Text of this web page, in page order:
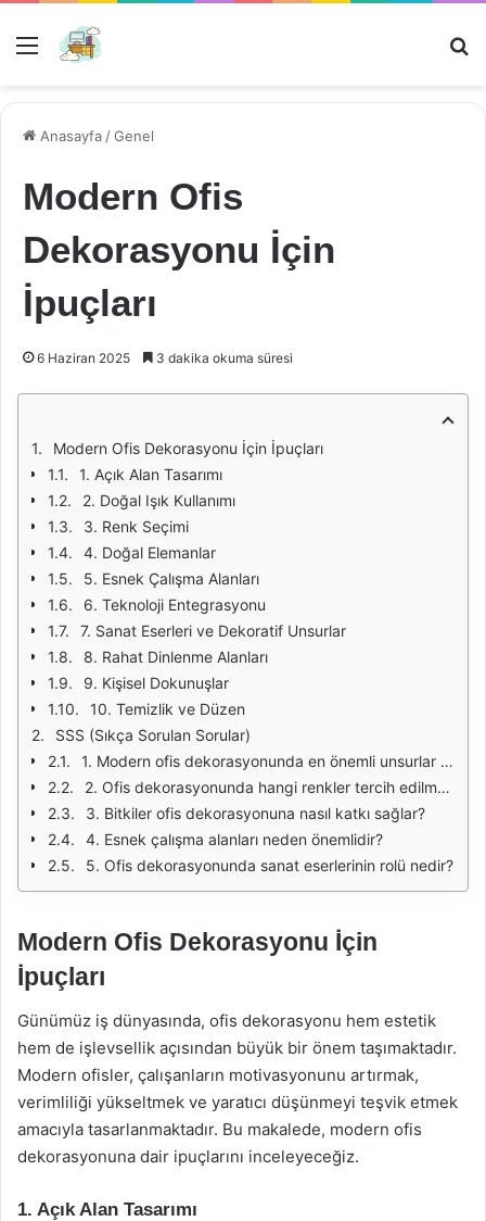
Menü
Anasayfa /Genel
Modern Ofis
Dekorasyonu İçin
İpuçları
6 Haziran 2025 3 dakika okuma süresi
Modern Ofis Dekorasyonu İçin İpuçları
1. Açık Alan Tasarımı
2. Doğal Işık Kullanımı
3. Renk Seçimi
4. Doğal Elemanlar
5. Esnek Çalışma Alanları
6. Teknoloji Entegrasyonu
7. Sanat Eserleri ve Dekoratif Unsurlar
8. Rahat Dinlenme Alanları
9. Kişisel Dokunuşlar
10. Temizlik ve Düzen
SSS (Sıkça Sorulan Sorular)
1. Modern ofis dekorasyonunda en önemli unsurlar nelerdir?
2. Ofis dekorasyonunda hangi renkler tercih edilmelidir?
3. Bitkiler ofis dekorasyonuna nasıl katkı sağlar?
4. Esnek çalışma alanları neden önemlidir?
5. Ofis dekorasyonunda sanat eserlerinin rolü nedir?
Modern Ofis Dekorasyonu İçin
İpuçları
Günümüz iş dünyasında, ofis dekorasyonu hem estetik
hem de işlevsellik açısından büyük bir önem taşımaktadır.
Modern ofisler, çalışanların motivasyonunu artırmak,
verimliliği yükseltmek ve yaratıcı düşünmeyi teşvik etmek
amacıyla tasarlanmaktadır. Bu makalede, modern ofis
dekorasyonuna dair ipuçlarını inceleyeceğiz.
1. Açık Alan Tasarımı